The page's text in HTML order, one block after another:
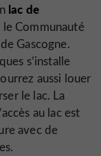
lac de
le Communauté
Gascogne.
s’installe
aussi louer
le lac. La
au lac est
avec de